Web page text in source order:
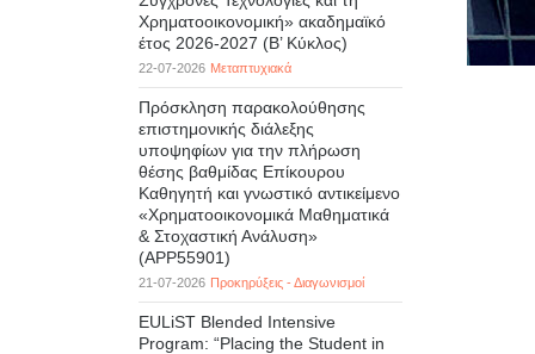
Χρηματοοικονομική» ακαδημαϊκό
έτος 2026-2027 (B’ Kύκλος)
22-07-2026 Μεταπτυχιακά
Πρόσκληση παρακολούθησης
επιστημονικής διάλεξης
υποψηφίων για την πλήρωση
θέσης βαθμίδας Επίκουρου
Καθηγητή και γνωστικό αντικείμενο
«Χρηματοοικονομικά Μαθηματικά
& Στοχαστική Ανάλυση»
(APP55901)
21-07-2026 Προκηρύξεις - Διαγωνισμοί
EULiST Blended Intensive
Program: “Placing the Student in